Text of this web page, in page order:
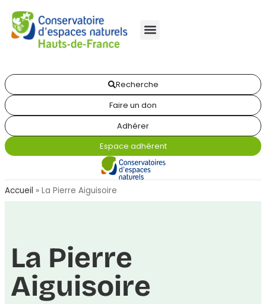
Recherche
Faire un don
Adhérer
Espace adhérent
Accueil » La Pierre Aiguisoire
La Pierre
Aiguisoire